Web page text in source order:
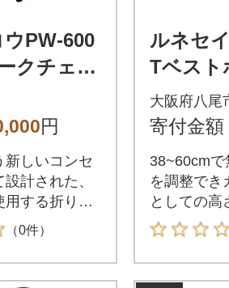
PW-600
クチェ
(レッド)
円
新しいコンセ
計された、
用する折りた
（0件）
ルネセ
Tベスト
(ナチュ
ー
大阪府八尾
寄付金額
38~60cm
を調整でき
としての高
でこれ1台
す。